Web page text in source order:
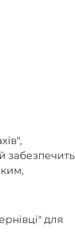
забезпечить
для